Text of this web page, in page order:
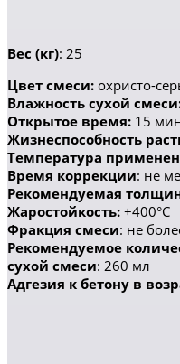
Вес (кг): 25
Цвет смеси: охристо-
Влажность сухой
Открытое время: 15
Жизнеспособность
Температура
Время коррекции: не
Рекомендуемая
Жаростойкость: +400°С
Фракция смеси: не
Рекомендуемое
сухой смеси: 260 мл
Адгезия к бетону в